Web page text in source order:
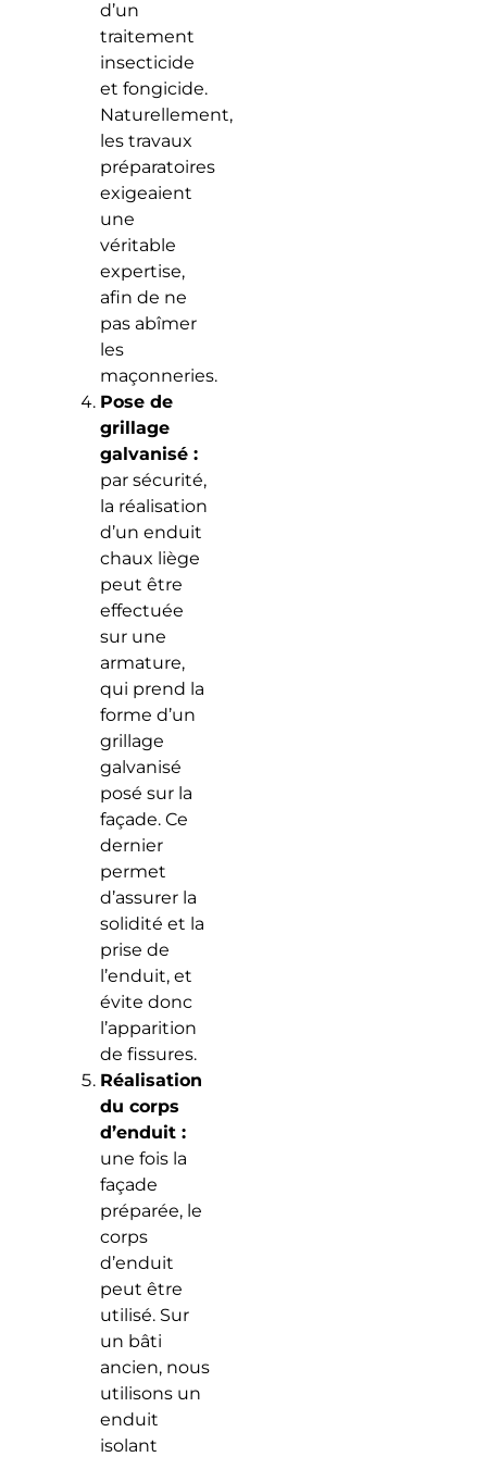
d’un
traitement
insecticide
et fongicide.
Naturellement,
les travaux
préparatoires
exigeaient
une
véritable
expertise,
afin de ne
pas abîmer
les
maçonneries.
Pose de
grillage
galvanisé :
par sécurité,
la réalisation
d’un enduit
chaux liège
peut être
effectuée
sur une
armature,
qui prend la
forme d’un
grillage
galvanisé
posé sur la
façade. Ce
dernier
permet
d’assurer la
solidité et la
prise de
l’enduit, et
évite donc
l’apparition
de fissures.
Réalisation
du corps
d’enduit :
une fois la
façade
préparée, le
corps
d’enduit
peut être
utilisé. Sur
un bâti
ancien, nous
utilisons un
enduit
isolant